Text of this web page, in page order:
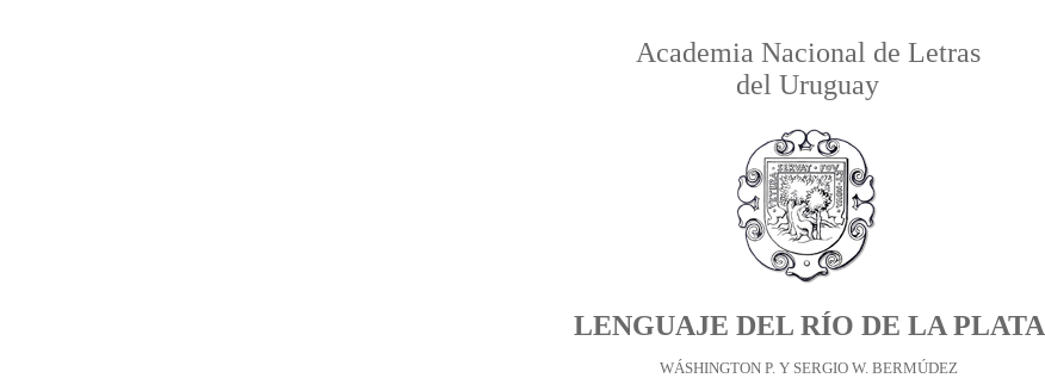
Academia Nacional de Letras
del Uruguay
LENGUAJE DEL RÍO DE LA PLATA
WÁSHINGTON P. Y SERGIO W. BERMÚDEZ